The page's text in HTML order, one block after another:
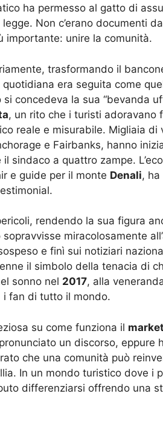
ha permesso al gatto di
Non c’erano documenti
importante: unire la comunità.
trasformando il
era seguita come
concedeva la sua “bevanda
, un rito che i turisti adoravano
reale e misurabile. Migliaia di
e Fairbanks, hanno
sindaco a quattro zampe.
e guide per il monte Denali,
rendendo la sua figura
miracolosamente
e finì sui notiziari
il simbolo della tenacia di
sonno nel 2017, alla
i fan di tutto il mondo.
su come funziona il
un discorso, eppure
che una comunità può
In un mondo turistico dove i
differenziarsi offrendo una